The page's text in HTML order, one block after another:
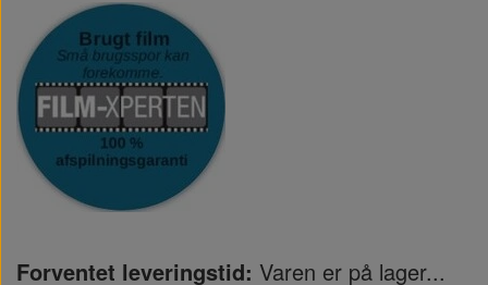
Forventet leveringstid: Varen er på lager...